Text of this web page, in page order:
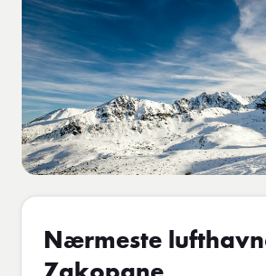
Nærmeste